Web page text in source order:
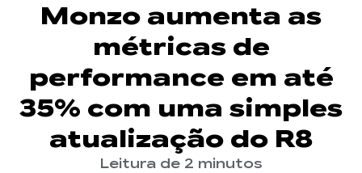
Monzo aumenta as
métricas de
performance em até
35% com uma simples
atualização do R8
Leitura de 2 minutos